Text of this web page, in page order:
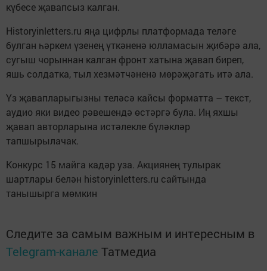
күбесе җавапсыз калган.
Historyinletters.ru яңа цифрлы платформада теләге
булган һәркем үзенең үткәненә юлламасын җибәрә ала,
сугыш чорыннан калган фронт хатына җавап биреп,
яшь солдатка, тыл хезмәтчәненә мөрәҗәгать итә ала.
Үз җавапларыгызны теләсә кайсы форматта – текст,
аудио яки видео рәвешендә өстәргә була. Иң яхшы
җавап авторларына истәлекле бүләкләр
тапшырылачак.
Конкурс 15 майга кадәр уза. Акциянең тулырак
шартлары белән historyinletters.ru сайтында
танышырга мөмкин
Следите за самым важным и интересным в
Telegram-канале Татмедиа